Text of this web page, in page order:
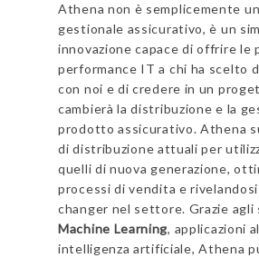
Athena non è semplicemente
gestionale assicurativo, è un
innovazione capace di offrire le
performance IT a chi ha scelto
con noi e di credere in un
cambierà la distribuzione e la
prodotto assicurativo. Athena
di distribuzione attuali per
quelli di nuova generazione,
processi di vendita e rivelandosi
changer nel settore. Grazie
Machine Learning, applicazioni
intelligenza artificiale, Athena